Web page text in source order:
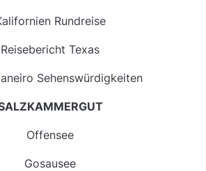
Rundreise
Reisebericht Texas
Sehenswürdigkeiten
Offensee
Gosausee